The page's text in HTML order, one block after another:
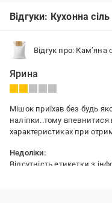
Відгуки: Кухонна сіль
Відгук про: Кам’яна
Ярина
Мішок приїхав без будь
наліпки..тому впевнитися
характеристиках при
Недоліки:
Відсутність етикетки з